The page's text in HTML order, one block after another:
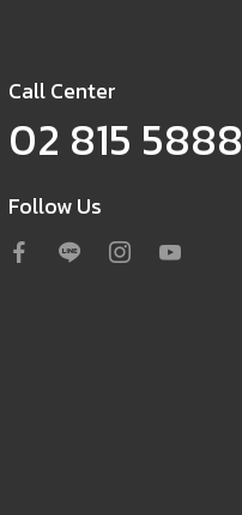
Call Center
02 815 5888
Follow Us